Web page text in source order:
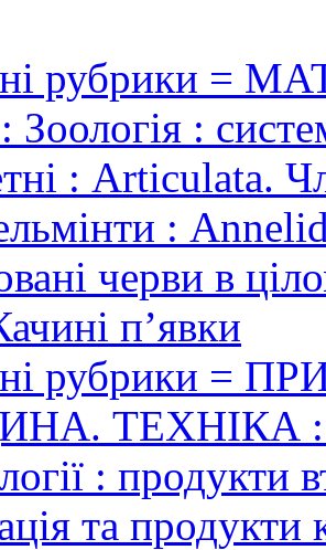
рубрики =
:
: Articulata.
:
черви в
п’явки
рубрики =
ТЕХНІКА :
: продукти
та продукти